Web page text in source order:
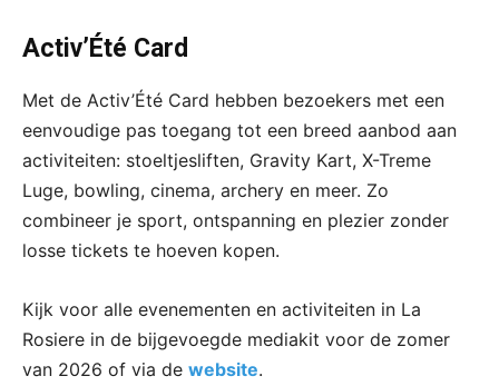
Activ’Été Card
Met de Activ’Été Card hebben bezoekers met een
eenvoudige pas toegang tot een breed aanbod aan
activiteiten: stoeltjesliften, Gravity Kart, X-Treme
Luge, bowling, cinema, archery en meer. Zo
combineer je sport, ontspanning en plezier zonder
losse tickets te hoeven kopen.
Kijk voor alle evenementen en activiteiten in La
Rosiere in de bijgevoegde mediakit voor de zomer
van 2026 of via de website.